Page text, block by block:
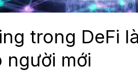
trong DeFi
mới